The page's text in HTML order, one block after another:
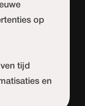
op
tijd
en